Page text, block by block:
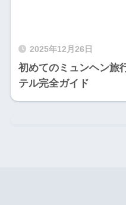
2025年12月26日
初めてのミュンヘン旅
テル完全ガイド